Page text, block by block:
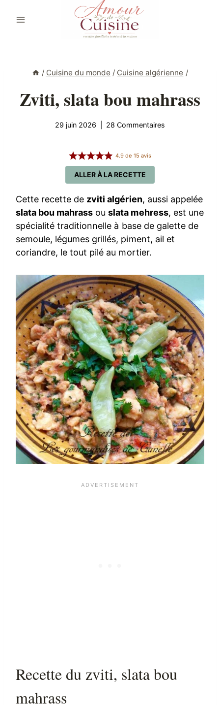
/ Cuisine du monde / Cuisine algérienne /
Zviti, slata bou mahrass
29 juin 2026 28 Commentaires
ALLER À LA RECETTE
4.9de 15 avis
Cette recette de zviti algérien, aussi appelée
slata bou mahrass ouslata mehress, est une
spécialité traditionnelle à base de galette de
semoule, légumes grillés, piment, ail et
coriandre, le tout pilé au mortier.
Recette du zviti, slata bou
mahrass